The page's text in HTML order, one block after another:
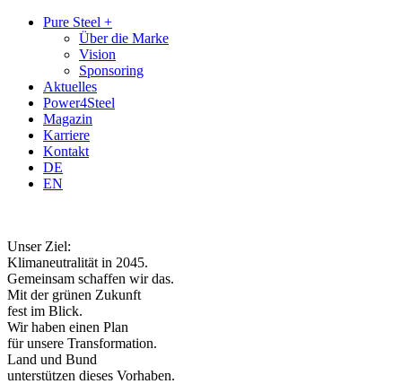
Zum
Zum
Hauptmenü
Pure Steel +
Über die Marke
Vision
Sponsoring
Aktuelles
Power4Steel
Magazin
Karriere
Kontakt
DE
EN
Unser Ziel:
Klimaneutralität in 2045.
Gemeinsam schaffen wir das.
Mit der grünen Zukunft
fest im Blick.
Wir haben einen Plan
für unsere Transformation.
Land und Bund
unterstützen dieses Vorhaben.